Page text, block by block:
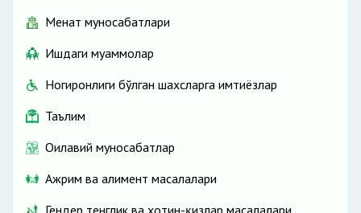
Меҳнат муносабатлари
Ишдаги муаммолар
Ногиронлиги бўлган шахсларга имтиёзлар
Таълим
Оилавий муносабатлар
Ажрим ва алимент масалалари